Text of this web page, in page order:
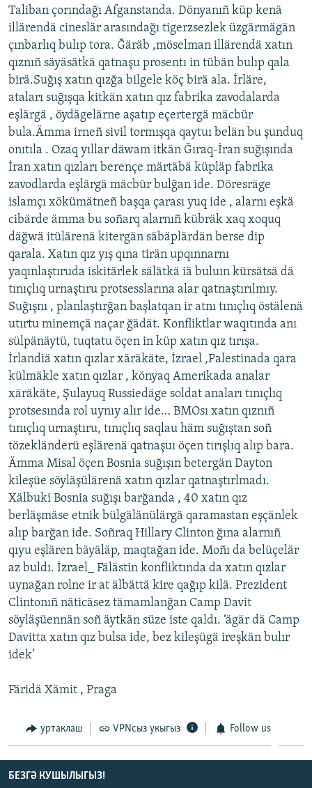
Taliban çorındağı Afganstanda. Dönyanıñ küp kenä
illärendä cineslär arasındağı tigerzsezlek üzgärmägän
çınbarlıq bulıp tora. Ğäräb ,möselman illärendä xatın
qıznıñ säyäsätkä qatnaşu prosentı in tübän bulıp qala
birä.Suğış xatın qızğa bilgele köç birä ala. İrläre,
ataları suğışqa kitkän xatın qız fabrika zavodalarda
eşlärgä , öydägelärne aşatıp eçertergä mäcbür
bula.Ämma irneñ sivil tormışqa qaytuı belän bu şunduq
onıtıla . Ozaq yıllar däwam itkän Ğıraq-İran suğışında
İran xatın qızları berençe märtäbä küpläp fabrika
zavodlarda eşlärgä mäcbür bulğan ide. Döresräge
islamçı xökümätneñ başqa çarası yuq ide , alarnı eşkä
cibärde ämma bu soñarq alarnıñ kübräk xaq xoquq
däğwä itülärenä kitergän säbäplärdän berse dip
qarala. Xatın qız yış qına tirän upqınnarnı
yaqınlaştıruda iskitärlek sälätkä iä buluın kürsätsä dä
tınıçlıq urnaştıru protsesslarına alar qatnaştırılmıy.
Suğışnı , planlaştırğan başlatqan ir atnı tınıçlıq östälenä
utırtu minemçä naçar ğädät. Konfliktlar waqıtında anı
sülpänäytü, tuqtatu öçen in küp xatın qız tırışa.
İrlandiä xatın qızlar xäräkäte, İzrael ,Palestinada qara
külmäkle xatın qızlar , könyaq Amerikada analar
xäräkäte, Şulayuq Russiedäge soldat anaları tınıçlıq
protsesında rol uynıy alır ide… BMOsı xatın qıznıñ
tınıçlıq urnaştıru, tınıçlıq saqlau häm suğıştan soñ
tözekländerü eşlärenä qatnaşuı öçen tırışlıq alıp bara.
Ämma Misal öçen Bosnia suğışın betergän Dayton
kileşüe söyläşülärenä xatın qızlar qatnaştırlmadı.
Xälbuki Bosnia suğışı barğanda , 40 xatın qız
berläşmäse etnik bülgälänülärgä qaramastan eşçänlek
alıp barğan ide. Soñraq Hillary Clinton ğına alarnıñ
qıyu eşlären bäyäläp, maqtağan ide. Moñı da belüçelär
az buldı. İzrael_ Fälästin konfliktında da xatın qızlar
uynağan rolne ir at älbättä kire qağıp kilä. Prezident
Clintonıñ näticäsez tämamlanğan Camp Davit
söyläşüennän soñ äytkän süze iste qaldı. ‘ägär dä Camp
Davitta xatın qız bulsa ide, bez kileşügä ireşkän bulır
idek’
Färidä Xämit , Praga
уртаклаш VPNсыз укыгыз Follow us
БЕЗГӘ КУШЫЛЫГЫЗ!